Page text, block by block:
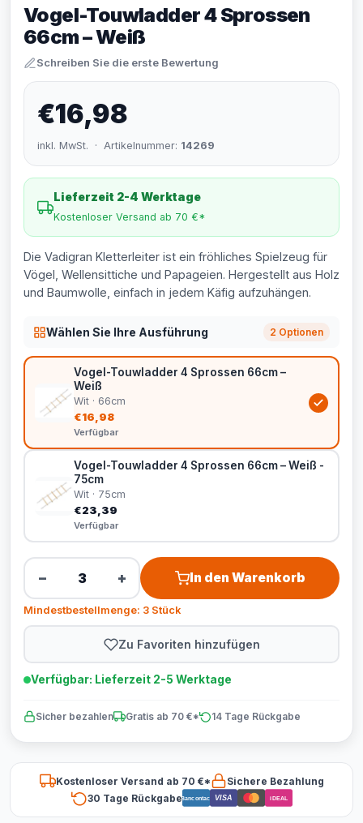
Vogel-Touwladder 4 Sprossen
66cm – Weiß
Schreiben Sie die erste Bewertung
€16,98
inkl. MwSt. · Artikelnummer: 14269
Lieferzeit 2-4 Werktage
Kostenloser Versand ab 70 €*
Die Vadigran Kletterleiter ist ein fröhliches Spielzeug für
Vögel, Wellensittiche und Papageien. Hergestellt aus Holz
und Baumwolle, einfach in jedem Käfig aufzuhängen.
Wählen Sie Ihre Ausführung 2 Optionen
Vogel-Touwladder 4 Sprossen 66cm –
Weiß
Wit · 66cm
€16,98
Verfügbar
Vogel-Touwladder 4 Sprossen 66cm – Weiß -
75cm
Wit · 75cm
€23,39
Verfügbar
− + In den Warenkorb
Mindestbestellmenge: 3 Stück
Zu Favoriten hinzufügen
Verfügbar: Lieferzeit 2-5 Werktage
Sicher bezahlen Gratis ab 70 €* 14 Tage Rückgabe
Kostenloser Versand ab 70 €*
Sichere Bezahlung
30 Tage RückgabeBancontact VISA iDEAL